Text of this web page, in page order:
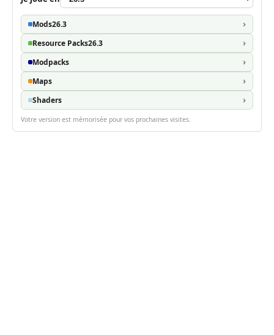
Mods26.3
Resource Packs26.3
Modpacks
Maps
Shaders
Votre version est mémorisée pour vos prochaines visites.